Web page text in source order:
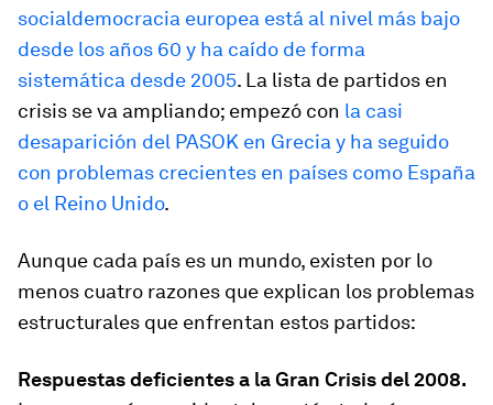
socialdemocracia europea está al nivel más bajo
desde los años 60 y ha caído de forma
sistemática desde 2005. La lista de partidos en
crisis se va ampliando; empezó con la casi
desaparición del PASOK en Grecia y ha seguido
con problemas crecientes en países como España
o el Reino Unido.
Aunque cada país es un mundo, existen por lo
menos cuatro razones que explican los problemas
estructurales que enfrentan estos partidos:
Respuestas deficientes a la Gran Crisis del 2008.